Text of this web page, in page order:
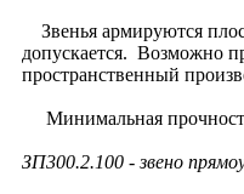
Звенья армируются
допускается. Возможно
пространственный
Минимальная прочность
ЗП300.2.100 - звено